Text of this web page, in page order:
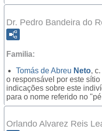
Dr. Pedro Bandeira do
Familia:
Tomás de Abreu Neto, c.
o responsável por este
indicações sobre este
para o nome referido no
Orlando Alvarez Reis